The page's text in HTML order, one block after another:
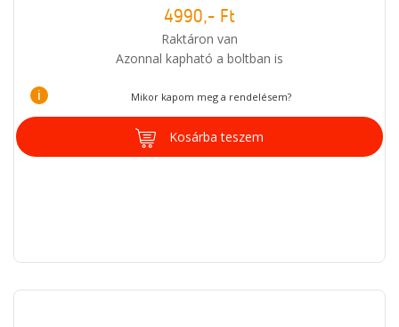
4990,- Ft
Raktáron van
Azonnal kapható a boltban is
i Mikor kapom meg a rendelésem?
Kosárba teszem